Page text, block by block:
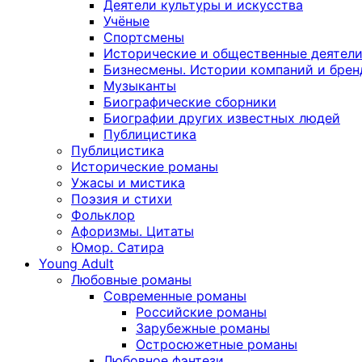
Деятели культуры и искусства
Учёные
Спортсмены
Исторические и общественные деятели
Бизнесмены. Истории компаний и
Музыканты
Биографические сборники
Биографии других известных людей
Публицистика
Публицистика
Исторические романы
Ужасы и мистика
Поэзия и стихи
Фольклор
Афоризмы. Цитаты
Юмор. Сатира
Young Adult
Любовные романы
Современные романы
Российские романы
Зарубежные романы
Остросюжетные романы